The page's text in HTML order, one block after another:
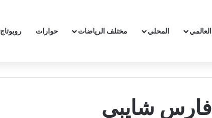
العالمي المحلي مختلف الرياضات حوارات روبوتاج
فارس شايبي